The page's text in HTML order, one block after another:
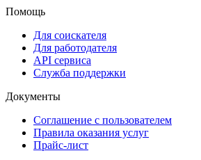
Помощь
Для соискателя
Для работодателя
API сервиса
Служба поддержки
Документы
Соглашение с пользователем
Правила оказания услуг
Прайс-лист